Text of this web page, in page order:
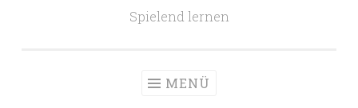
Spielend lernen
MENÜ